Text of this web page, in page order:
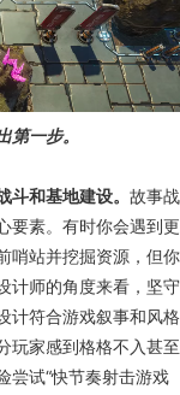
一步。
斗和基地建设。 故事战
要素。有时你会遇到更
哨站并挖掘资源，但你
计师的角度来看，坚守
计符合游戏叙事和风格
玩家感到格格不入甚至
尝试“快节奏射击游戏